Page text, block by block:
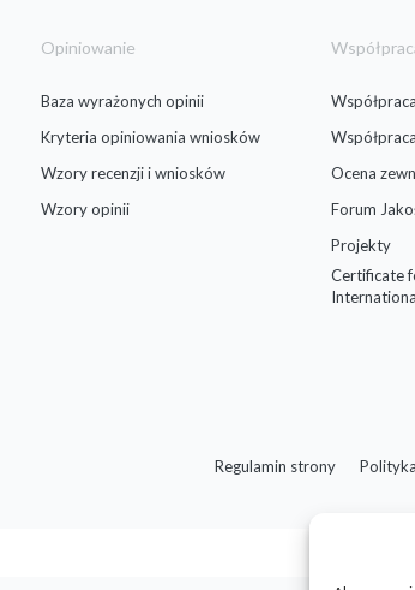
Opiniowanie
Baza wyrażonych opinii
Kryteria opiniowania wniosków
Wzory recenzji i wniosków
Wzory opinii
Ocena
Forum
Projekty
Certificate
Regulamin strony